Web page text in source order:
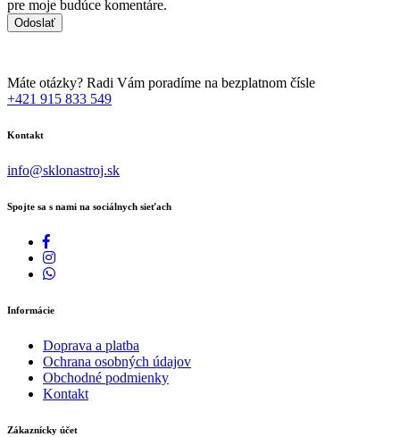
pre moje budúce komentáre.
Máte otázky? Radi Vám poradíme na bezplatnom čísle
+421 915 833 549
Kontakt
info@sklonastroj.sk
Spojte sa s nami na sociálnych sieťach
Informácie
Doprava a platba
Ochrana osobných údajov
Obchodné podmienky
Kontakt
Zákaznícky účet